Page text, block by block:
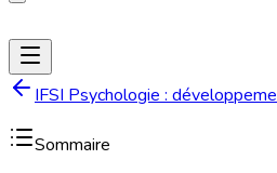
IFSI Psychologie :
Sommaire